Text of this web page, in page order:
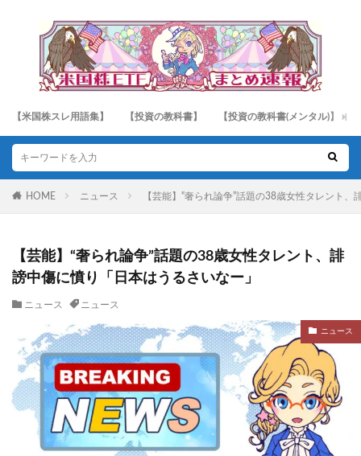
【米国株スレ用語集】 【投資の教科書】 【投資の教科書(メンタル)】
HOME ニュース 【芸能】“奢られ論争”話題の38歳女性タレント
【芸能】“奢られ論争”話題の38歳女性タレント、誹
謗中傷に憤り「日本はうるさいなー」
ニュース ニュース
ニュース